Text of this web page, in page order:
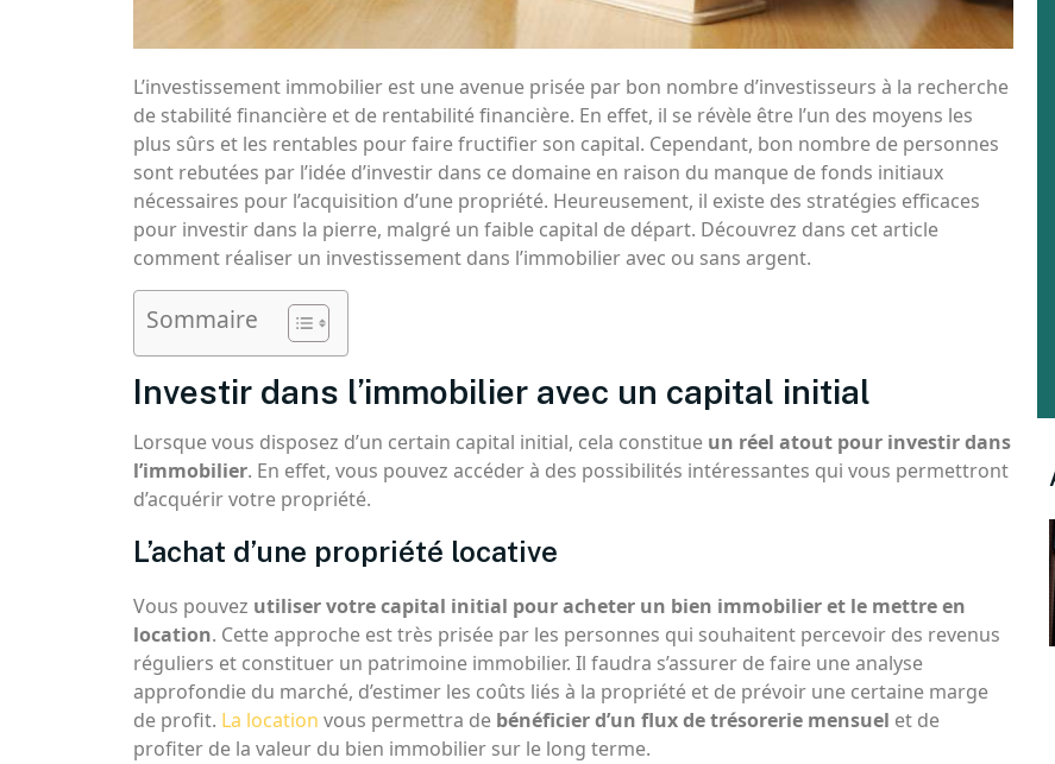
L’investissement immobilier est une avenue prisée par bon nombre d’investisseurs à la recherche
de stabilité financière et de rentabilité financière. En effet, il se révèle être l’un des moyens les
plus sûrs et les rentables pour faire fructifier son capital. Cependant, bon nombre de personnes
sont rebutées par l’idée d’investir dans ce domaine en raison du manque de fonds initiaux
nécessaires pour l’acquisition d’une propriété. Heureusement, il existe des stratégies efficaces
pour investir dans la pierre, malgré un faible capital de départ. Découvrez dans cet article
comment réaliser un investissement dans l’immobilier avec ou sans argent.
Sommaire
Investir dans l’immobilier avec un capital initial
Lorsque vous disposez d’un certain capital initial, cela constitue un réel atout pour investir dans
l’immobilier. En effet, vous pouvez accéder à des possibilités intéressantes qui vous permettront
d’acquérir votre propriété.
L’achat d’une propriété locative
Vous pouvez utiliser votre capital initial pour acheter un bien immobilier et le mettre en
location. Cette approche est très prisée par les personnes qui souhaitent percevoir des revenus
réguliers et constituer un patrimoine immobilier. Il faudra s’assurer de faire une analyse
approfondie du marché, d’estimer les coûts liés à la propriété et de prévoir une certaine marge
de profit. La location vous permettra de bénéficier d’un flux de trésorerie mensuel et de
profiter de la valeur du bien immobilier sur le long terme.